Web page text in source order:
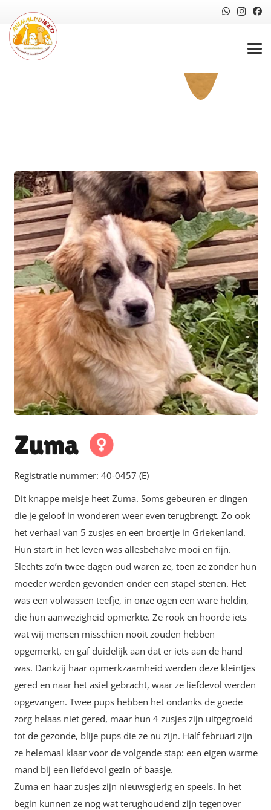
Zuma
Registratie nummer: 40-0457 (E)
Dit knappe meisje heet Zuma. Soms gebeuren er dingen
die je geloof in wonderen weer even terugbrengt. Zo ook
het verhaal van 5 zusjes en een broertje in Griekenland.
Hun start in het leven was allesbehalve mooi en fijn.
Slechts zo’n twee dagen oud waren ze, toen ze zonder hun
moeder werden gevonden onder een stapel stenen. Het
was een volwassen teefje, in onze ogen een ware heldin,
die hun aanwezigheid opmerkte. Ze rook en hoorde iets
wat wij mensen misschien nooit zouden hebben
opgemerkt, en gaf duidelijk aan dat er iets aan de hand
was. Dankzij haar opmerkzaamheid werden deze kleintjes
gered en naar het asiel gebracht, waar ze liefdevol werden
opgevangen. Twee pups hebben het ondanks de goede
zorg helaas niet gered, maar hun 4 zusjes zijn uitgegroeid
tot de gezonde, blije pups die ze nu zijn. Half februari zijn
ze helemaal klaar voor de volgende stap: een eigen warme
mand bij een liefdevol gezin of baasje.
Zuma en haar zusjes zijn nieuwsgierig en speels. In het
begin kunnen ze nog wat terughoudend zijn tegenover